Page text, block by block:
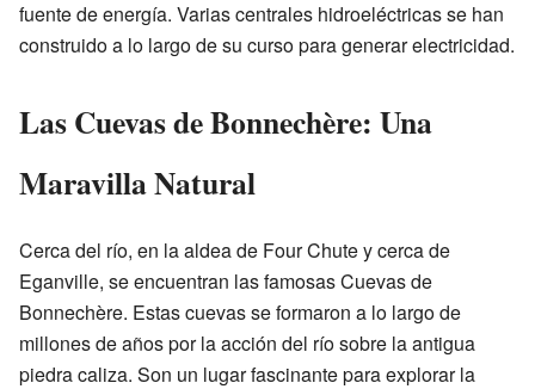
fuente de energía. Varias centrales hidroeléctricas se han
construido a lo largo de su curso para generar electricidad.
Las Cuevas de Bonnechère: Una
Maravilla Natural
Cerca del río, en la aldea de Four Chute y cerca de
Eganville, se encuentran las famosas Cuevas de
Bonnechère. Estas cuevas se formaron a lo largo de
millones de años por la acción del río sobre la antigua
piedra caliza. Son un lugar fascinante para explorar la